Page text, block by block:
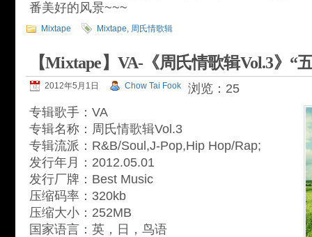
番美好的风景~~~
Mixtape Mixtape, 周氏情歌辑
【Mixtape】VA-《周氏情歌辑Vol.3》“
2012年5月1日 Chow Tai Fook
浏览：25
专辑歌手：VA
专辑名称：周氏情歌辑Vol.3
专辑流派：R&B/Soul,J-Pop,Hip Hop/Rap;
发行年月：2012.05.01
发行厂牌：Best Music
压缩码率：320kb
压缩大小：252MB
国家语言：英，日，鸟语